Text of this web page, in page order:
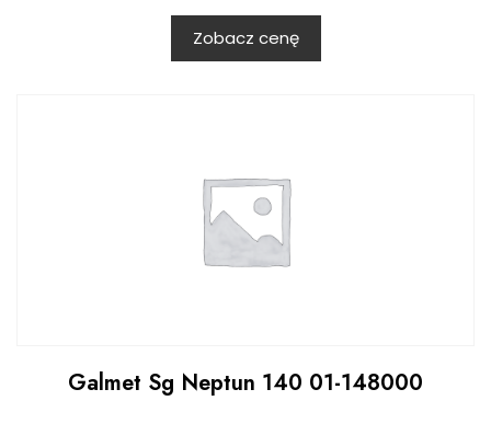
Zobacz cenę
Galmet Sg Neptun 140 01-148000